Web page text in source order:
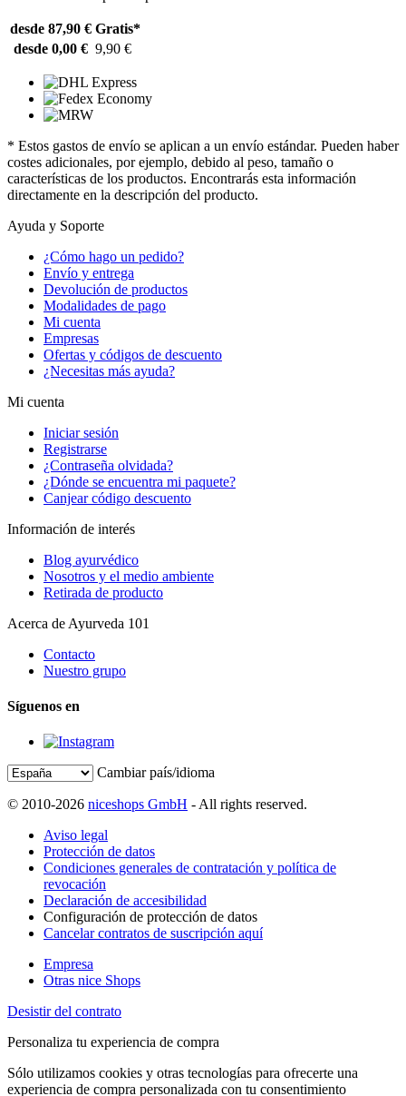
desde 87,90 € Gratis*
desde 0,00 € 9,90 €
* Estos gastos de envío se aplican a un envío estándar. Pueden haber
costes adicionales, por ejemplo, debido al peso, tamaño o
características de los productos. Encontrarás esta información
directamente en la descripción del producto.
Ayuda y Soporte
¿Cómo hago un pedido?
Envío y entrega
Devolución de productos
Modalidades de pago
Mi cuenta
Empresas
Ofertas y códigos de descuento
¿Necesitas más ayuda?
Mi cuenta
Iniciar sesión
Registrarse
¿Contraseña olvidada?
¿Dónde se encuentra mi paquete?
Canjear código descuento
Información de interés
Blog ayurvédico
Nosotros y el medio ambiente
Retirada de producto
Acerca de Ayurveda 101
Contacto
Nuestro grupo
Síguenos en
Cambiar país/idioma
© 2010-2026 niceshops GmbH - All rights reserved.
Aviso legal
Protección de datos
Condiciones generales de contratación y política de
revocación
Declaración de accesibilidad
Configuración de protección de datos
Cancelar contratos de suscripción aquí
Empresa
Otras nice Shops
Desistir del contrato
Personaliza tu experiencia de compra
Sólo utilizamos cookies y otras tecnologías para ofrecerte una
experiencia de compra personalizada con tu consentimiento